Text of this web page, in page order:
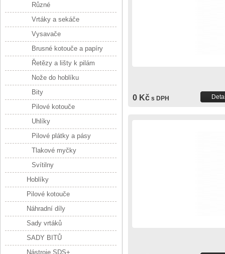
0 Kč s DPH
Různé
Vrtáky a sekáče
Vysavače
Brusné kotouče a papíry
Řetězy a lišty k pilám
Nože do hoblíku
Bity
Pilové kotouče
Uhlíky
Pilové plátky a pásy
Tlakové myčky
Svítilny
Hoblíky
Pilové kotouče
Náhradní díly
Sady vrtáků
SADY BITŮ
Nástroje SDS+